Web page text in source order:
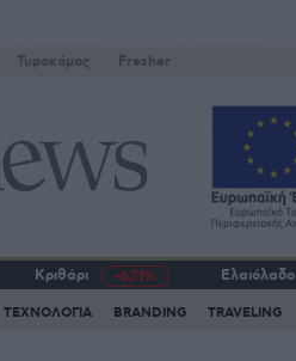
Τυροκόμος Fresher
Κριθάρι -6,71% Ελαιόλαδο
ΤΕΧΝΟΛΟΓΙΑ BRANDING TRAVELING